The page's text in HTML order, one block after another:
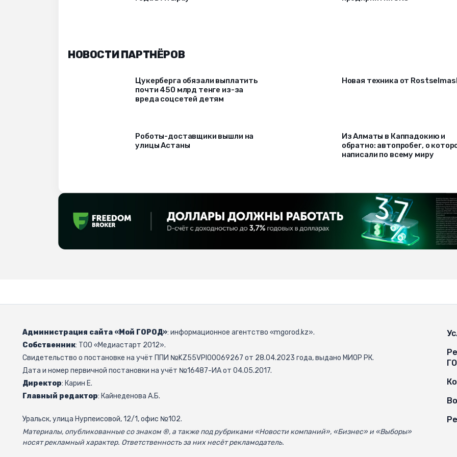
НОВОСТИ ПАРТНЁРОВ
Цукерберга обязали выплатить
почти 450 млрд тенге из-за
вреда соцсетей детям
Новая техника от
Роботы-доставщики вышли на
улицы Астаны
Из Алматы в Каппадокию и
обратно: автопробег, о
написали по всему миру
Администрация сайта «Мой ГОРОД»: информационное агентство «mgorod.kz».
Собственник: ТОО «Медиастарт 2012».
Свидетельство о постановке на учёт ППИ №KZ55VPI00069267 от 28.04.2023 года, выдано МИОР РК.
Дата и номер первичной постановки на учёт №16487-ИА от 04.05.2017.
Директор: Карин Е.
Главный редактор: Кайнеденова А.Б.
Уральск, улица Нурпеисовой, 12/1, офис №102.
Материалы, опубликованные со знаком ®, а также под рубриками «Новости компаний», «Бизнес» и «Выборы»
носят рекламный характер. Ответственность за них несёт рекламодатель.